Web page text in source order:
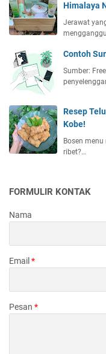
Himalaya
Jerawat
Contoh
Sumber:
Resep
Kobe!
Bosen
ribet?…
FORMULIR KONTAK
Nama
Email *
Pesan *